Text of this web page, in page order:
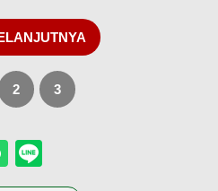
2 3